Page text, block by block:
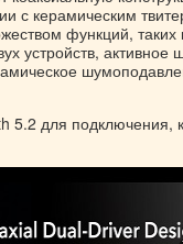
с керамическим
функций, таких
устройств,
для подключения,